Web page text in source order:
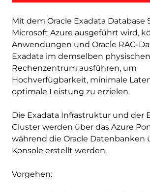
Mit dem Oracle Exadata Database
Microsoft Azure ausgeführt wird,
Anwendungen und Oracle RAC-
Exadata im demselben physischen
Rechenzentrum ausführen, um
Hochverfügbarkeit, minimale
optimale Leistung zu erzielen.
Die Exadata Infrastruktur und der
Cluster werden über das Azure
während die Oracle Datenbanken
Konsole erstellt werden.
Vorgehen: